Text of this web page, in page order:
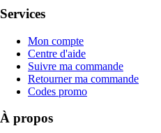
Services
Mon compte
Centre d'aide
Suivre ma commande
Retourner ma commande
Codes promo
À propos